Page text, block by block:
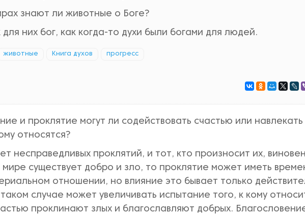
знают ли животные о Боге?
них бог, как когда-то духи были богами для людей.
животные Книга духов прогресс
и проклятие могут ли содействовать счастью или навлекать
относятся?
несправедливых проклятий, и тот, кто произносит их,
мире существует добро и зло, то проклятие может иметь
отношении, но влияние это бывает только
случае может увеличивать испытание того, к кому
проклинают злых и благославляют добрых.